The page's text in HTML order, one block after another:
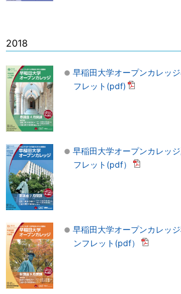
2018
早稲田大学オープンカレッ
フレット(pdf)
早稲田大学オープンカレッ
フレット(pdf）
早稲田大学オープンカレッ
ンフレット(pdf）